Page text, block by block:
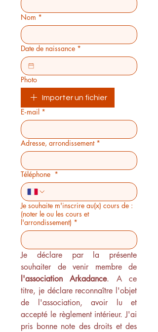
Nom *
Date de naissance *
Photo
Importer un fichier
E‑mail *
Adresse, arrondissement *
Téléphone *
Je souhaite m'inscrire au(x) cours de :
(noter le ou les cours et
l'arrondissement) *
Je déclare par la présente
l'association Arkadance. A ce
titre, je déclare reconnaître l'objet
de l'association, avoir lu et
accepté le règlement intérieur. J'ai
pris bonne note des droits et des